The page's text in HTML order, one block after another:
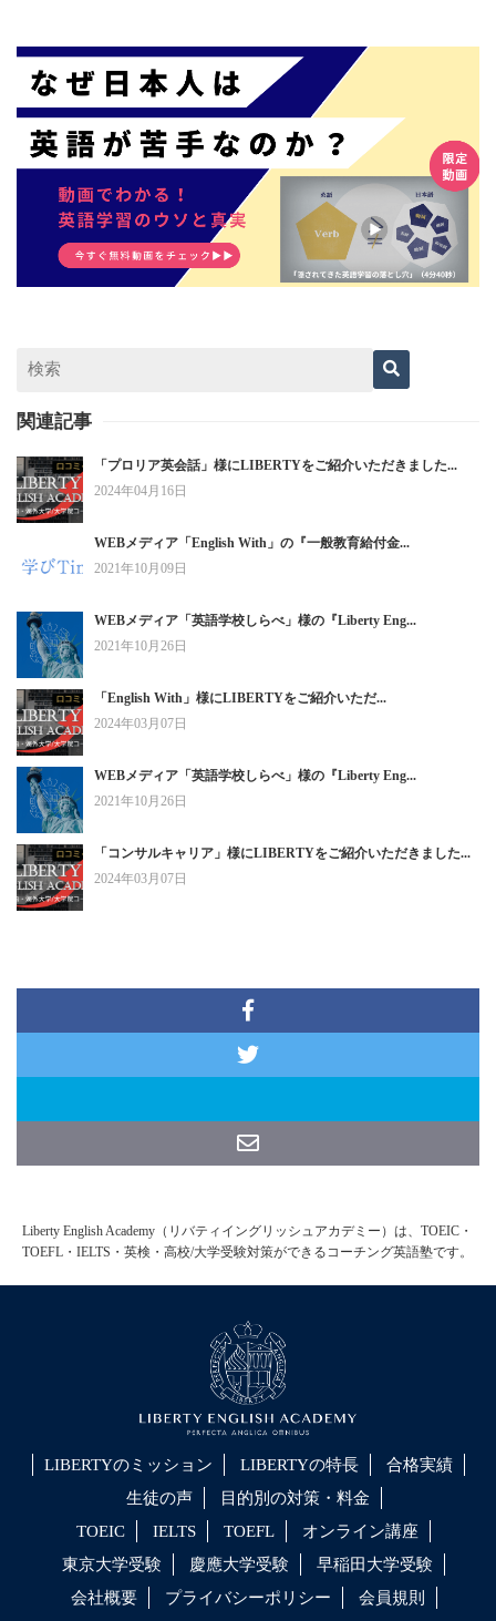
関連記事
「プロリア英会話」様にLIBERTYをご紹介いただきました...
2024年04月16日
WEBメディア「English With」の『一般教育給付金...
2021年10月09日
WEBメディア「英語学校しらべ」様の『Liberty Eng...
2021年10月26日
「English With」様にLIBERTYをご紹介いただ...
2024年03月07日
WEBメディア「英語学校しらべ」様の『Liberty Eng...
2021年10月26日
「コンサルキャリア」様にLIBERTYをご紹介いただきました...
2024年03月07日
Liberty English Academy（リバティイングリッシュアカデミー）は、TOEIC・
TOEFL・IELTS・英検・高校/大学受験対策ができるコーチング英語塾です。
LIBERTYのミッション LIBERTYの特長
合格実績
生徒の声
目的別の対策・料金
TOEIC
IELTS TOEFL
オンライン講座
東京大学受験
慶應大学受験
早稲田大学受験
会社概要
プライバシーポリシー 会員規則